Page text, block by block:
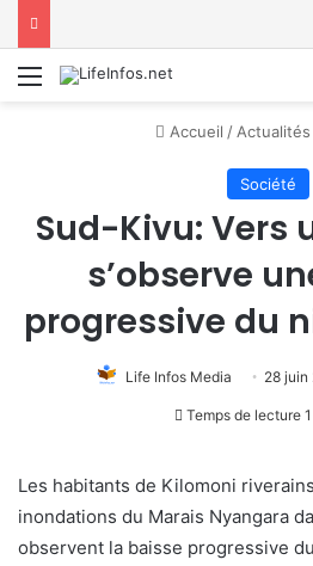
Menu
Accueil / Actualités
Société
Sud-Kivu: Vers
s’observe
progressive du
Life Infos Media 28 juin
Temps de lecture
Les habitants de Kilomoni
inondations du Marais Nyangara
observent la baisse progressive